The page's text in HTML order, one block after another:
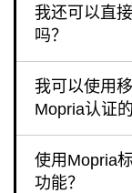
我还可以直
吗？
我可以使用
Mopria认证
使用Mopria
功能？